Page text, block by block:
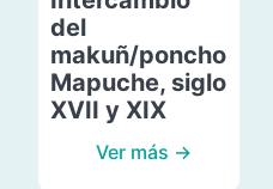
del
makuñ/poncho
Mapuche, siglo
XVII y XIX
Ver más →